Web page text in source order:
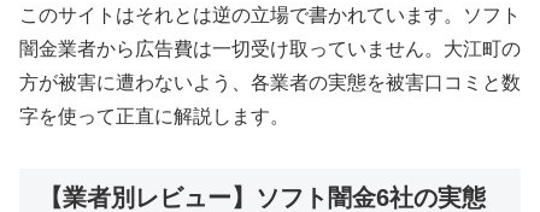
このサイトはそれとは逆の立場で書かれています。ソフト
闇金業者から広告費は一切受け取っていません。大江町の
方が被害に遭わないよう、各業者の実態を被害口コミと数
字を使って正直に解説します。
【業者別レビュー】ソフト闇金6社の実態